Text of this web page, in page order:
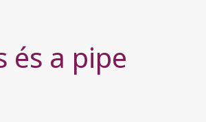
és a pipe